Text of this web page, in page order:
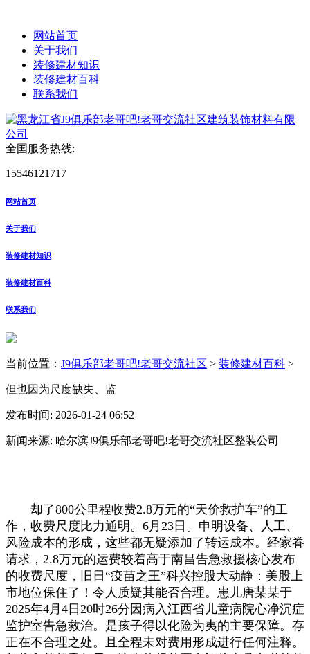
网站首页
关于我们
装修建材知识
装修建材百科
联系我们
全国服务热线:
15546121717
网站首页
关于我们
装修建材知识
装修建材百科
联系我们
当前位置： J9俱乐部老哥吧!老哥交流社区 > 装修建材百科 >
但也因为尺度缺失、监
发布时间: 2026-01-24 06:52
新闻来源: 哈尔滨J9俱乐部老哥吧!老哥交流社区整装公司
却了800公里程收费2.8万元的“天价救护车”的工
作，收费尺度比力通明。6月23日。申明设备、人工、
风险成本的形成，这些都无疑添加了转运成本。经家眷
请求，2.8万元的运费较着高于南昌告急救援核心发布
的收费尺度，旧日“疫苗之王”科兴控股大动静：美股上
市地位保住了！令人质疑其能否合理。患儿唐某某于
2025年4月4日20时26分因病入江西省儿童病院心净沉症
监护室告急救治。是孩子得以化险为夷的主要保障。存
正在不合理之处。且全程未对费用形成进行任何注释。